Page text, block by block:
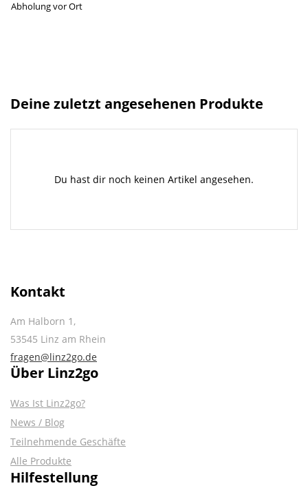
Abholung vor Ort
Deine zuletzt angesehenen Produkte
Du hast dir noch keinen Artikel angesehen.
Kontakt
Am Halborn 1,
53545 Linz am Rhein
fragen@linz2go.de
Über Linz2go
Was Ist Linz2go?
News / Blog
Teilnehmende Geschäfte
Alle Produkte
Hilfestellung